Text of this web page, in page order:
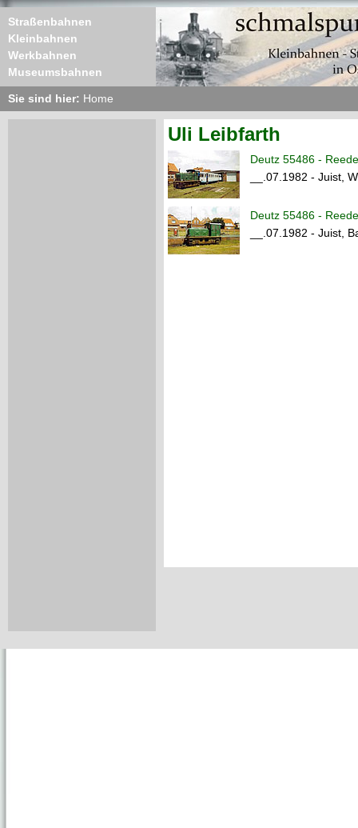
Straßenbahnen
Kleinbahnen
Werkbahnen
Museumsbahnen
Sie sind hier: Home
Uli Leibfarth
Deutz 55486 -
__.07.1982 - Juist,
Deutz 55486 -
__.07.1982 - Juist,